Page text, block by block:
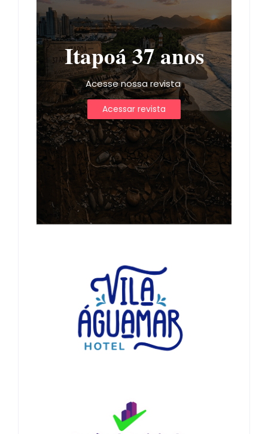
Itapoá 37 anos
Acesse nossa revista
Acessar revista